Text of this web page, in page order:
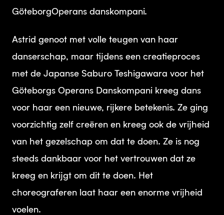
GöteborgOperans danskompani.
Astrid genoot met volle teugen van haar
danserschap, maar tijdens een creatieproces
met de Japanse Saburo Teshigawara voor het
Göteborgs Operans Danskompani kreeg dans
voor haar een nieuwe, rijkere betekenis. Ze ging
voorzichtig zelf creëren en kreeg ook de vrijheid
van het gezelschap om dat te doen. Ze is nog
steeds dankbaar voor het vertrouwen dat ze
kreeg en krijgt om dit te doen. Het
choreograferen laat haar een enorme vrijheid
voelen.